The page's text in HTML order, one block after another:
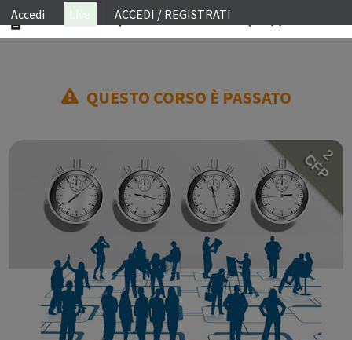
Accedi Live ACCEDI / REGISTRATI
WEBINAR
CONTATTI
ACCOUNT
QUESTO CORSO È PASSATO
2
CFP